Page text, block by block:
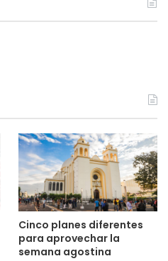
Cinco planes diferentes
para aprovechar la
semana agostina